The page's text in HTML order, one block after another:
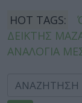
HOT TAGS:
ΔΕΙΚΤΗΣ
ΑΝΑΛΟΓΙΑ